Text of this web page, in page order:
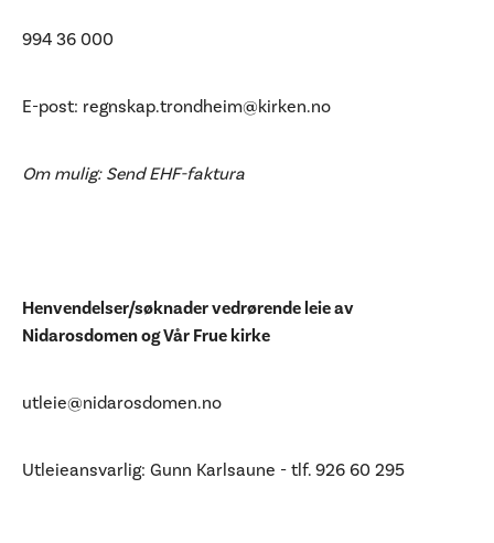
994 36 000
E-post: regnskap.trondheim@kirken.no
Om mulig: Send EHF-faktura
Henvendelser/søknader vedrørende leie av
Nidarosdomen og Vår Frue kirke
utleie@nidarosdomen.no
Utleieansvarlig: Gunn Karlsaune - tlf. 926 60 295